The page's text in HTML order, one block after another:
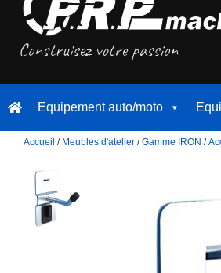
Equipement auto/moto
Accueil / Meubles d'atelier /Gamme IRON /